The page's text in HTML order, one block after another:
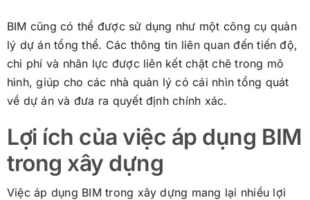
BIM cũng có thể được sử dụng như một công cụ quản
lý dự án tổng thể. Các thông tin liên quan đến tiến độ,
chi phí và nhân lực được liên kết chặt chẽ trong mô
hình, giúp cho các nhà quản lý có cái nhìn tổng quát
về dự án và đưa ra quyết định chính xác.
Lợi ích của việc áp dụng BIM
trong xây dựng
Việc áp dụng BIM trong xây dựng mang lại nhiều lợi